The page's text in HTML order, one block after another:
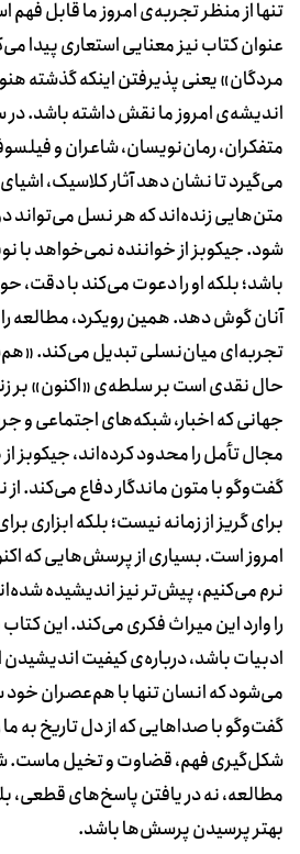
تنها از منظر تجربه‌ی امروز ما قابل
عنوان کتاب نیز معنایی استعاری پیدا
مردگان» یعنی پذیرفتن اینکه گذشته
اندیشه‌ی امروز ما نقش داشته باشد. در
متفکران، رمان‌نویسان، شاعران و
می‌گیرد تا نشان دهد آثار کلاسیک،
متن‌هایی زنده‌اند که هر نسل می‌تواند
شود. جیکوبز از خواننده نمی‌خواهد با
باشد؛ بلکه او را دعوت می‌کند با دقت،
آنان گوش دهد. همین رویکرد، مطالعه
تجربه‌ای میان‌نسلی تبدیل می‌کند.
حال نقدی است بر سلطه‌ی «اکنون» بر
جهانی که اخبار، شبکه‌های اجتماعی و
مجال تأمل را محدود کرده‌اند، جیکوبز
گفت‌وگو با متون ماندگار دفاع می‌کند.
برای گریز از زمانه نیست؛ بلکه ابزاری
امروز است. بسیاری از پرسش‌هایی که
نرم می‌کنیم، پیش‌تر نیز اندیشیده
را وارد این میراث فکری می‌کند. این
ادبیات باشد، درباره‌ی کیفیت
می‌شود که انسان تنها با هم‌عصران
گفت‌وگو با صداهایی که از دل تاریخ به
شکل‌گیری فهم، قضاوت و تخیل ماست.
مطالعه، نه در یافتن پاسخ‌های قطعی،
بهتر پرسیدن پرسش‌ها باشد.